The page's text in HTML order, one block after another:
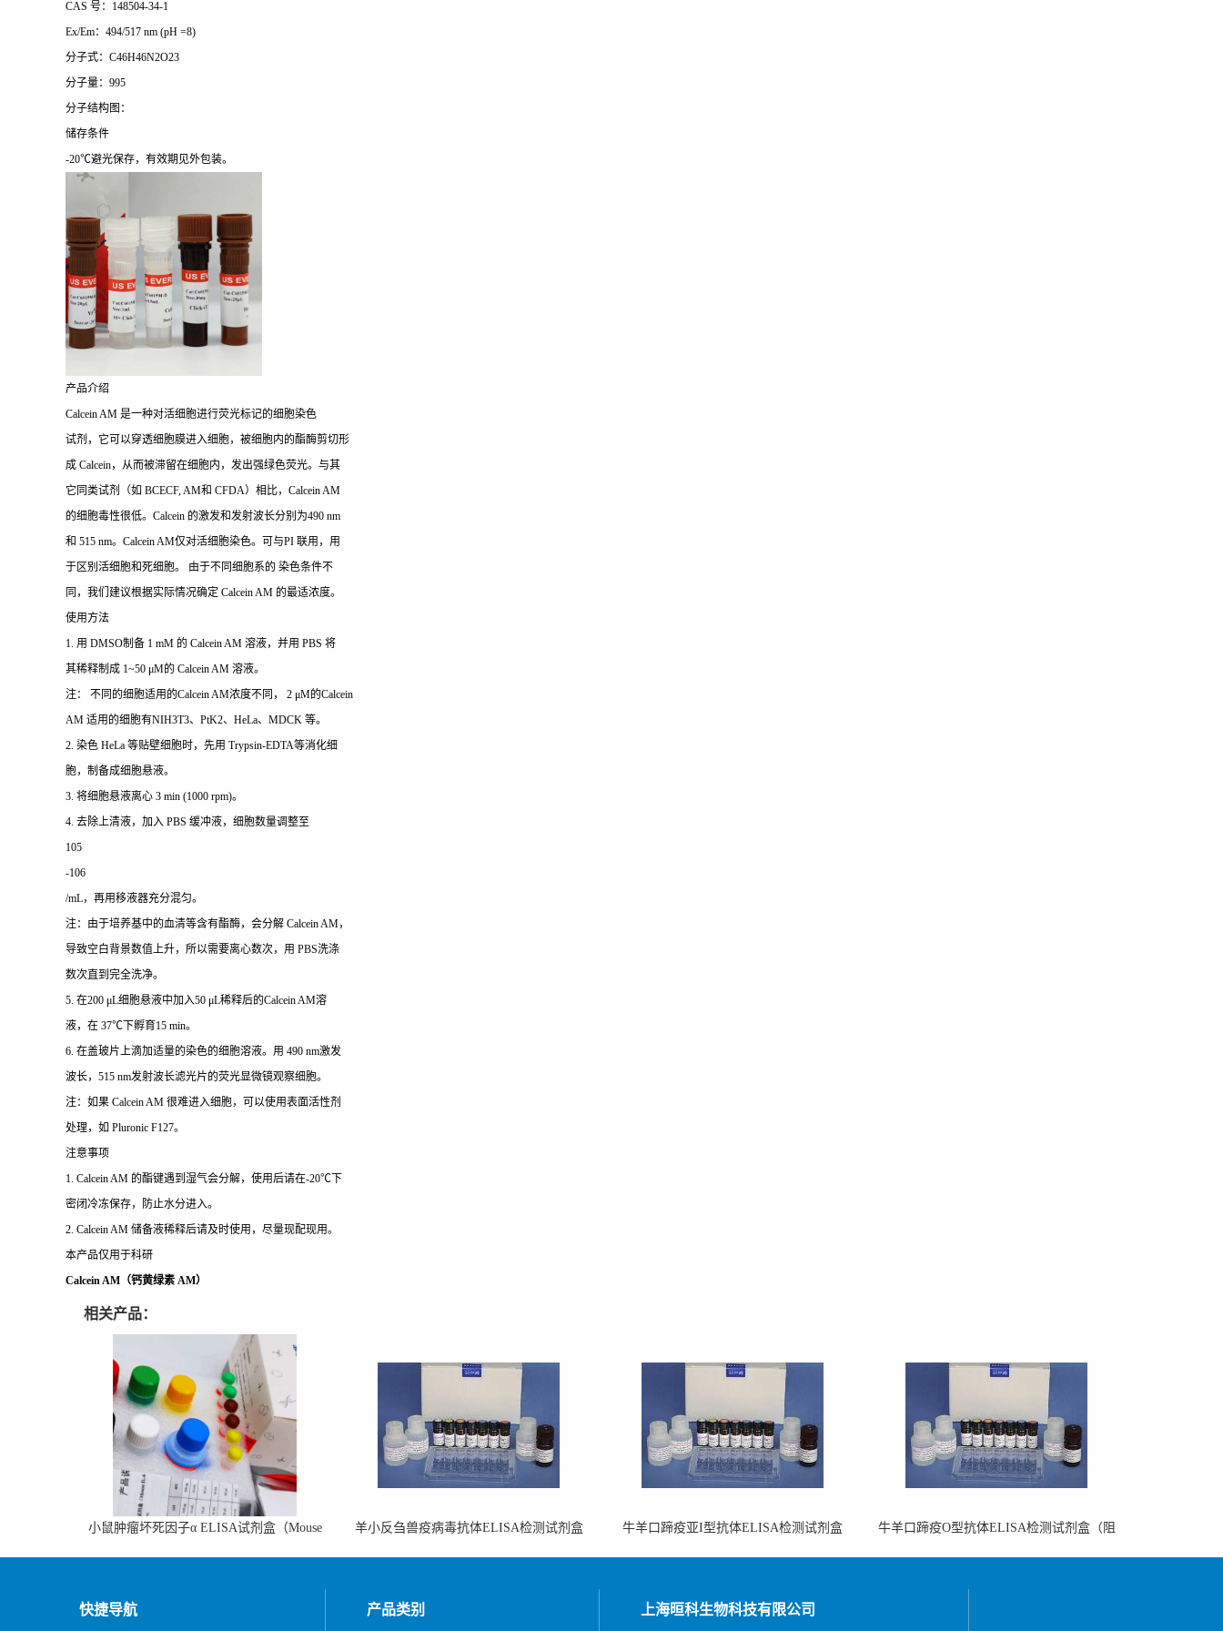
CAS 号：148504-34-1
Ex/Em：494/517 nm (pH =8)
分子式：C46H46N2O23
分子量：995
分子结构图：
储存条件
-20℃避光保存，有效期见外包装。
产品介绍
Calcein AM 是一种对活细胞进行荧光标记的细胞染色
试剂，它可以穿透细胞膜进入细胞，被细胞内的酯酶剪切形
成 Calcein，从而被滞留在细胞内，发出强绿色荧光。与其
它同类试剂（如 BCECF, AM和 CFDA）相比，Calcein AM
的细胞毒性很低。Calcein 的激发和发射波长分别为490 nm
和 515 nm。Calcein AM仅对活细胞染色。可与PI 联用，用
于区别活细胞和死细胞。 由于不同细胞系的 染色条件不
同，我们建议根据实际情况确定 Calcein AM 的最适浓度。
使用方法
1. 用 DMSO制备 1 mM 的 Calcein AM 溶液，并用 PBS 将
其稀释制成 1~50 μM的 Calcein AM 溶液。
注： 不同的细胞适用的Calcein AM浓度不同， 2 μM的Calcein
AM 适用的细胞有NIH3T3、PtK2、HeLa、MDCK 等。
2. 染色 HeLa 等贴壁细胞时，先用 Trypsin-EDTA等消化细
胞，制备成细胞悬液。
3. 将细胞悬液离心 3 min (1000 rpm)。
4. 去除上清液，加入 PBS 缓冲液，细胞数量调整至
105
-106
/mL，再用移液器充分混匀。
注：由于培养基中的血清等含有酯酶，会分解 Calcein AM，
导致空白背景数值上升，所以需要离心数次，用 PBS洗涤
数次直到完全洗净。
5. 在200 μL细胞悬液中加入50 μL稀释后的Calcein AM溶
液，在 37℃下孵育15 min。
6. 在盖玻片上滴加适量的染色的细胞溶液。用 490 nm激发
波长，515 nm发射波长滤光片的荧光显微镜观察细胞。
注：如果 Calcein AM 很难进入细胞，可以使用表面活性剂
处理，如 Pluronic F127。
注意事项
1. Calcein AM 的酯键遇到湿气会分解，使用后请在-20℃下
密闭冷冻保存，防止水分进入。
2. Calcein AM 储备液稀释后请及时使用，尽量现配现用。
本产品仅用于科研
Calcein AM（钙黄绿素 AM）
相关产品：
小鼠肿瘤坏死因子α ELISA试剂盒（Mouse
羊小反刍兽疫病毒抗体ELISA检测试剂盒
牛羊口蹄疫亚I型抗体ELISA检测试剂盒
牛羊口蹄疫O型抗体ELISA检测试剂盒（阻
快捷导航 产品类别 上海晅科生物科技有限公司